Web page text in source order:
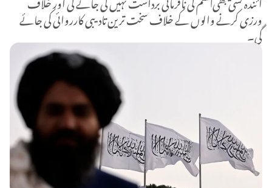
ورزی کرنے والوں کے خلاف سخت ترین تادیبی کارروائی کی جائے
گی۔